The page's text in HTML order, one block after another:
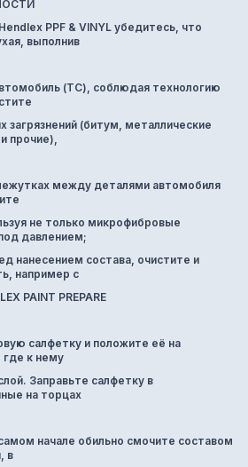
PPF & VINYL убедитесь, что
выполнив
(ТС), соблюдая технологию
загрязнений (битум, металлические
прочие),
между деталями автомобиля
не только микрофибровые
давлением;
нанесением состава, очистите и
например с
PAINT PREPARE
салфетку и положите её на
где к нему
Заправьте салфетку в
на торцах
начале обильно смочите составом
в